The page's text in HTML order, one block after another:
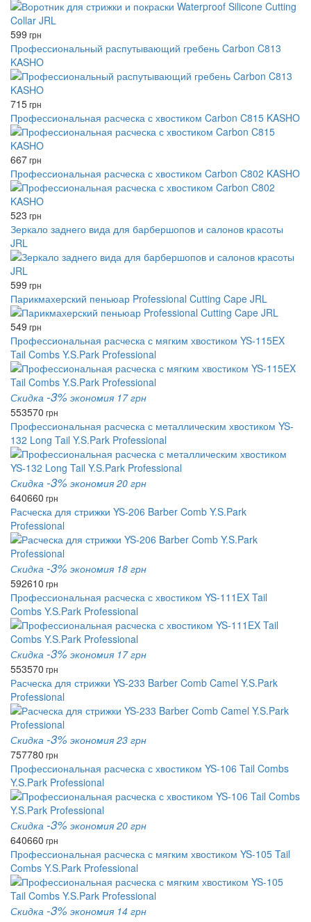
599 грн
Профессиональный распутывающий гребень Carbon C813
KASHO
715грн
Профессиональная расческа с хвостиком Carbon C815 KASHO
667грн
Профессиональная расческа с хвостиком Carbon C802 KASHO
523 грн
Зеркало заднего вида для барбершопов и салонов красоты
JRL
599 грн
Парикмахерский пеньюар Professional Cutting Cape JRL
549 грн
Профессиональная расческа с мягким хвостиком YS-115EX
Tail Combs Y.S.Park Professional
Скидка -3% экономия 17 грн
553570 грн
Профессиональная расческа с металлическим хвостиком YS-
132 Long Tail Y.S.Park Professional
Скидка -3% экономия 20 грн
640660 грн
Расческа для стрижки YS-206 Barber Comb Y.S.Park
Professional
Скидка -3% экономия 18 грн
592610 грн
Профессиональная расческа с хвостиком YS-111EX Tail
Combs Y.S.Park Professional
Скидка -3% экономия 17 грн
553570 грн
Расческа для стрижки YS-233 Barber Comb Camel Y.S.Park
Professional
Скидка -3% экономия 23 грн
757780 грн
Профессиональная расческа с хвостиком YS-106 Tail Combs
Y.S.Park Professional
Скидка -3% экономия 20 грн
640660 грн
Профессиональная расческа с мягким хвостиком YS-105 Tail
Combs Y.S.Park Professional
Скидка -3% экономия 14 грн